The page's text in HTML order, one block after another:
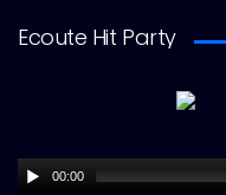
Ecoute Hit Party
00:00